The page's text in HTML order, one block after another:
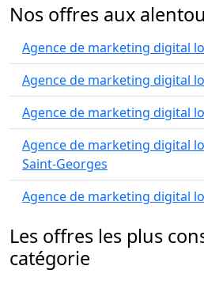
Nos offres aux
Agence de marketing digital
Agence de marketing digital
Agence de marketing digital
Agence de marketing digital
Saint-Georges
Agence de marketing digital
Les offres les plus
catégorie